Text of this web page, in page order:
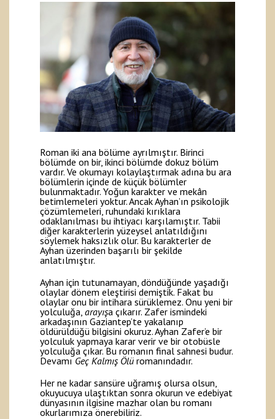
Roman iki ana bölüme ayrılmıştır. Birinci
bölümde on bir, ikinci bölümde dokuz bölüm
vardır. Ve okumayı kolaylaştırmak adına bu ara
bölümlerin içinde de küçük bölümler
bulunmaktadır. Yoğun karakter ve mekân
betimlemeleri yoktur. Ancak Ayhan’ın psikolojik
çözümlemeleri, ruhundaki kırıklara
odaklanılması bu ihtiyacı karşılamıştır. Tabii
diğer karakterlerin yüzeysel anlatıldığını
söylemek haksızlık olur. Bu karakterler de
Ayhan üzerinden başarılı bir şekilde
anlatılmıştır.
Ayhan için tutunamayan, döndüğünde yaşadığı
olaylar dönem eleştirisi demiştik. Fakat bu
olaylar onu bir intihara sürüklemez. Onu yeni bir
yolculuğa, arayışa çıkarır. Zafer ismindeki
arkadaşının Gaziantep’te yakalanıp
öldürüldüğü bilgisini okuruz. Ayhan Zafer’e bir
yolculuk yapmaya karar verir ve bir otobüsle
yolculuğa çıkar. Bu romanın final sahnesi budur.
DevamıGeç Kalmış Ölü romanındadır.
Her ne kadar sansüre uğramış olursa olsun,
okuyucuya ulaştıktan sonra okurun ve edebiyat
dünyasının ilgisine mazhar olan bu romanı
okurlarımıza önerebiliriz.